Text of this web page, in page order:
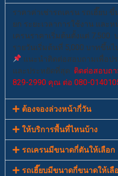
ราคาค่าเช่ารถเครน รถเฮี๊ยบ
ยก ระยะเวลาการใช้งาน และ
เครนราคาเริ่มต้นตั้งแต่ 7,500
รายวันเริ่มต้นที่ 5,000 บาทขึ้นไ
แนะนำติดต่อสอบถามเพื่อป
และประหยัดที่สุด ติดต่อสอบถ
829-2990 คุณ ต่อ 080-
ต้องจองล่วงหน้ากี่วัน
ให้บริการพื้นที่ไหนบ้าง
รถเครนมีขนาดกี่ตันให้เลือก
รถเฮี๊ยบมีขนาดกี่ขนาดให้เลื